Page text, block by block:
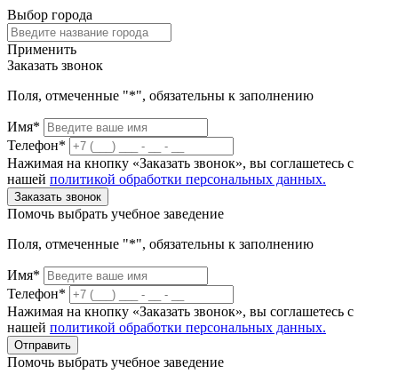
Выбор города
Применить
Заказать звонок
Поля, отмеченные "*", обязательны к заполнению
Имя*
Телефон*
Нажимая на кнопку «Заказать звонок», вы соглашетесь с
нашей политикой обработки персональных данных.
Заказать звонок
Помочь выбрать учебное заведение
Поля, отмеченные "*", обязательны к заполнению
Имя*
Телефон*
Нажимая на кнопку «Заказать звонок», вы соглашетесь с
нашей политикой обработки персональных данных.
Отправить
Помочь выбрать учебное заведение